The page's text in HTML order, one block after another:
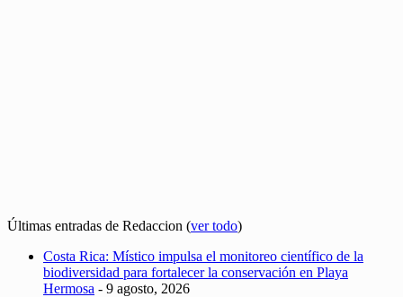
Últimas entradas de Redaccion (ver todo)
Costa Rica: Místico impulsa el monitoreo científico de la
biodiversidad para fortalecer la conservación en Playa
Hermosa - 9 agosto, 2026